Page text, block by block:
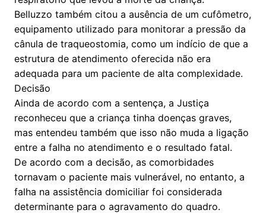
Belluzzo também citou a ausência de um cufômetro,
equipamento utilizado para monitorar a pressão da
cânula de traqueostomia, como um indício de que a
estrutura de atendimento oferecida não era
adequada para um paciente de alta complexidade.
Decisão
Ainda de acordo com a sentença, a Justiça
reconheceu que a criança tinha doenças graves,
mas entendeu também que isso não muda a ligação
entre a falha no atendimento e o resultado fatal.
De acordo com a decisão, as comorbidades
tornavam o paciente mais vulnerável, no entanto, a
falha na assistência domiciliar foi considerada
determinante para o agravamento do quadro.